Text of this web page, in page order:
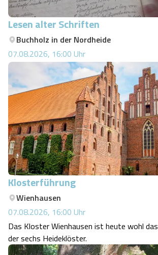
Lesen alter Schriften
Buchholz in der Nordheide
07.08.2026, 16:00 Uhr
Klosterführung
Wienhausen
07.08.2026, 16:00 Uhr
Das Kloster Wienhausen ist heute wohl
der sechs Heideklöster.